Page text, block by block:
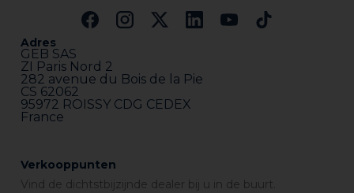
Adres
GEB SAS
ZI Paris Nord 2
282 avenue du Bois de la Pie
CS 62062
95972 ROISSY CDG CEDEX
France
Verkooppunten
Vind de dichtstbijzijnde dealer bij u in de buurt.